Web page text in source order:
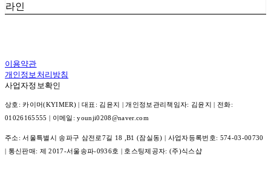
라인
이용약관
개인정보처리방침
사업자정보확인
상호: 카이머(KYIMER) | 대표: 김윤지 | 개인정보관리책임자: 김윤지 | 전화:
01026165555 | 이메일: younji0208@naver.com
주소: 서울특별시 송파구 삼전로7길 18 ,B1 (잠실동) | 사업자등록번호: 574-03-00730
| 통신판매: 제 2017-서울송파-0936호 | 호스팅제공자: (주)식스샵